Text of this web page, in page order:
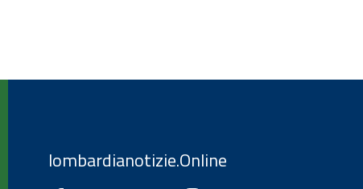
lombardianotizie.Online